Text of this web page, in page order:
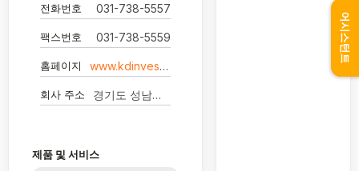
전화번호 031-738-5557
팩스번호 031-738-5559
홈페이지 www.kdinvest.co.kr
회사 주소 경기도 성남시 분당구 수내로46번길 4 경동빌딩 -
제품 및 서비스
어시스턴트